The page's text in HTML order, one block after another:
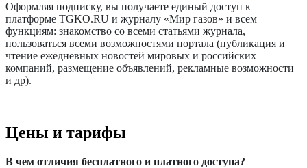
Оформляя подписку, вы получаете единый доступ к
платформе TGKO.RU и журналу «Мир газов» и всем
функциям: знакомство со всеми статьями журнала,
пользоваться всеми возможностями портала (публикация и
чтение ежедневных новостей мировых и российских
компаний, размещение объявлений, рекламные возможности
и др).
Цены и тарифы
В чем отличия бесплатного и платного доступа?